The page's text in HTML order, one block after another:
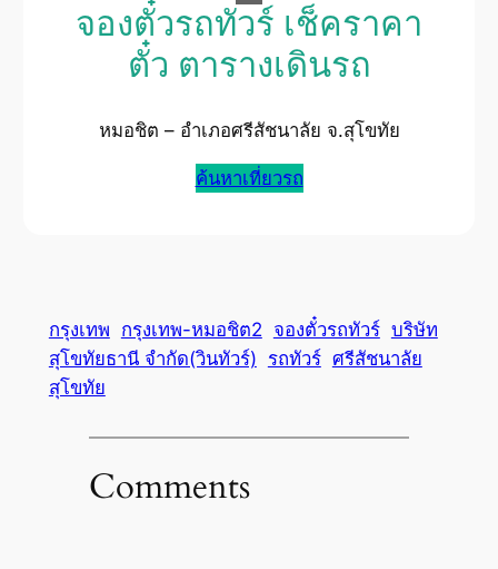
จองตั๋วรถทัวร์ เช็คราคา
ตั๋ว ตารางเดินรถ
หมอชิต – อำเภอศรีสัชนาลัย จ.สุโขทัย
ค้นหาเที่ยวรถ
กรุงเทพ กรุงเทพ-หมอชิต2 จองตั๋วรถทัวร์ บริษัท
สุโขทัยธานี จำกัด(วินทัวร์) รถทัวร์ ศรีสัชนาลัย
สุโขทัย
Comments